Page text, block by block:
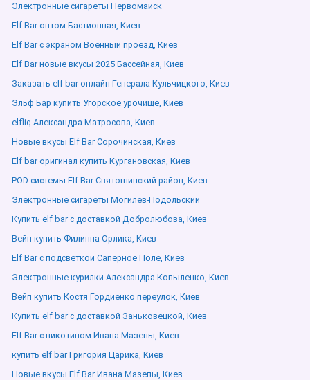
Электронные сигареты Первомайск
Elf Bar оптом Бастионная, Киев
Elf Bar с экраном Военный проезд, Киев
Elf Bar новые вкусы 2025 Бассейная, Киев
Заказать elf bar онлайн Генерала Кульчицкого, Киев
Эльф Бар купить Угорское урочище, Киев
elfliq Александра Матросова, Киев
Новые вкусы Elf Bar Сорочинская, Киев
Elf bar оригинал купить Кургановская, Киев
POD системы Elf Bar Святошинский район, Киев
Электронные сигареты Могилев-Подольский
Купить elf bar с доставкой Добролюбова, Киев
Вейп купить Филиппа Орлика, Киев
Elf Bar с подсветкой Сапёрное Поле, Киев
Электронные курилки Александра Копыленко, Киев
Вейп купить Костя Гордиенко переулок, Киев
Купить elf bar с доставкой Заньковецкой, Киев
Elf Bar с никотином Ивана Мазепы, Киев
купить elf bar Григория Царика, Киев
Новые вкусы Elf Bar Ивана Мазепы, Киев